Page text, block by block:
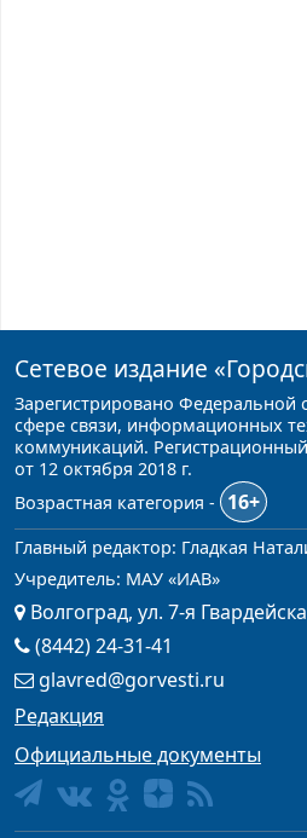
Сетевое издание
Зарегистрировано Федеральной
сфере связи, информационных
коммуникаций.
от 12 октября 2018 г.
Возрастная категория -
16+
Главный редактор: Гладкая
Учредитель: МАУ «ИАВ»
Волгоград, ул. 7-я
(8442) 24-31-41
glavred@gorvesti.ru
Редакция
Официальные документы